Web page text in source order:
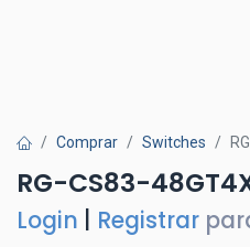
Comprar Switches
RG-CS83-
Login Registrar